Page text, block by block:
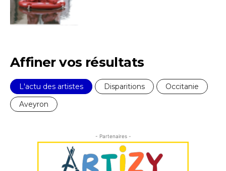
J'accepte les
Affiner vos résultats
L'actu des artistes Disparitions
Occitanie
Aveyron
- Partenaires -